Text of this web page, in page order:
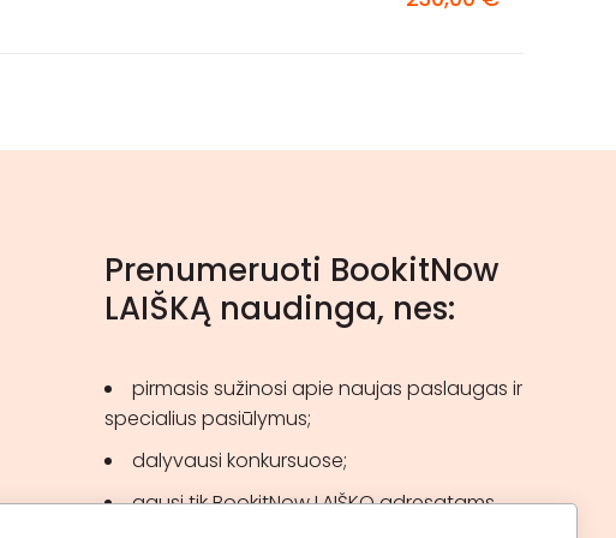
Prenumeruoti BookitNow
LAIŠKĄ naudinga, nes:
pirmasis sužinosi apie naujas paslaugas ir
specialius pasiūlymus;
dalyvausi konkursuose;
gausi tik BookitNow LAIŠKO adresatams